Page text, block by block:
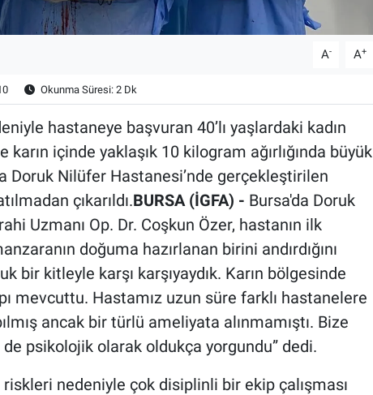
A- A+
Okunma Süresi: 2 Dk
hastaneye başvuran 40’lı yaşlardaki kadın
karın içinde yaklaşık 10 kilogram ağırlığında büyük
Doruk Nilüfer Hastanesi’nde gerçekleştirilen
çıkarıldı.BURSA (İGFA) - Bursa'da Doruk
Uzmanı Op. Dr. Coşkun Özer, hastanın ilk
doğuma hazırlanan birini andırdığını
bir kitleyle karşı karşıyaydık. Karın bölgesinde
mevcuttu. Hastamız uzun süre farklı hastanelere
ancak bir türlü ameliyata alınmamıştı. Bize
psikolojik olarak oldukça yorgundu” dedi.
nedeniyle çok disiplinli bir ekip çalışması